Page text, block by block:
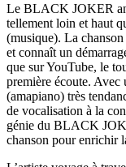
Le BLACK JOKER
tellement loin et haut
(musique). La
et connaît un
que sur YouTube, le
première écoute. Avec
(amapiano) très
de vocalisation à la
génie du BLACK
chanson pour enrichir